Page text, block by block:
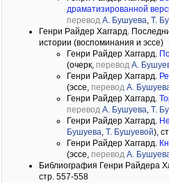
драматизированной
перевод А. Бушуева, Т.
Генри Райдер Хаггард.
истории (воспоминания и эссе)
Генри Райдер Хаггард.
(очерк, перевод А.
Генри Райдер Хаггард.
(эссе, перевод А.
Генри Райдер Хаггард.
перевод А. Бушуева, Т.
Генри Райдер Хаггард.
Бушуева, Т. Бушуевой),
Генри Райдер Хаггард.
(эссе, перевод А.
Библиография Генри Райдера
стр. 557-558